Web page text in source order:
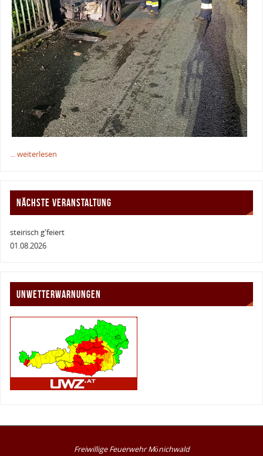
... weiterlesen
NÄCHSTE VERANSTALTUNG
steirisch g'feiert
01.08.2026
UNWETTERWARNUNGEN
Freiwillige Feuerwehr Mönichwald